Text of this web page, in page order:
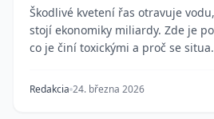
Škodlivé kvetení řas otravuje
stojí ekonomiky miliardy. Zde je
co je činí toxickými a proč se
Redakcia 24. března 2026